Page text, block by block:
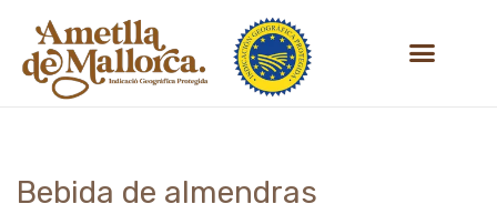
Saltar
Bebida de almendras